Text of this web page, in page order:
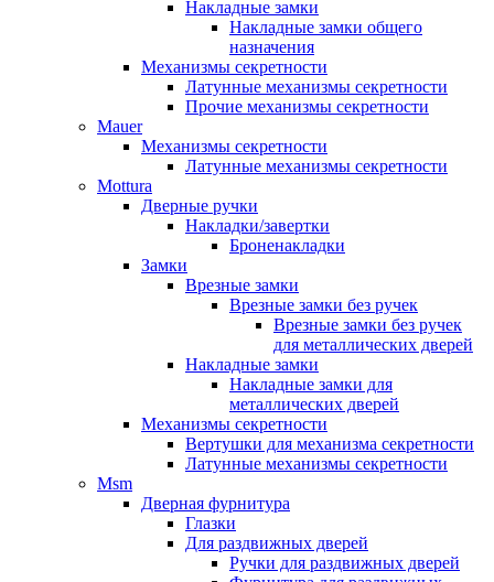
Накладные замки
Накладные замки общего
назначения
Механизмы секретности
Латунные механизмы секретности
Прочие механизмы секретности
Mauer
Механизмы секретности
Латунные механизмы секретности
Mottura
Дверные ручки
Накладки/завертки
Броненакладки
Замки
Врезные замки
Врезные замки без ручек
Врезные замки без ручек
для металлических дверей
Накладные замки
Накладные замки для
металлических дверей
Механизмы секретности
Вертушки для механизма секретности
Латунные механизмы секретности
Msm
Дверная фурнитура
Глазки
Для раздвижных дверей
Ручки для раздвижных дверей